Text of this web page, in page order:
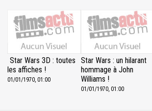
Star Wars 3D : toutes
les affiches !
01/01/1970, 01:00
Star Wars : un hilarant
hommage à John
Williams !
01/01/1970, 01:00